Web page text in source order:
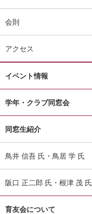
会則
アクセス
イベント情報
学年・クラブ同窓会
同窓生紹介
鳥井 信吾 氏・鳥居 学 氏
阪口 正二郎 氏・根津 茂 氏
育友会について